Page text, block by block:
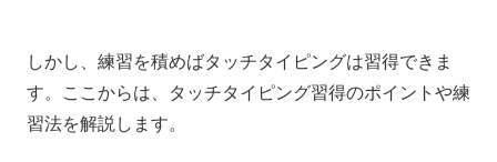
しかし、練習を積めばタッチタイピングは習得できま
す。ここからは、タッチタイピング習得のポイントや練
習法を解説します。